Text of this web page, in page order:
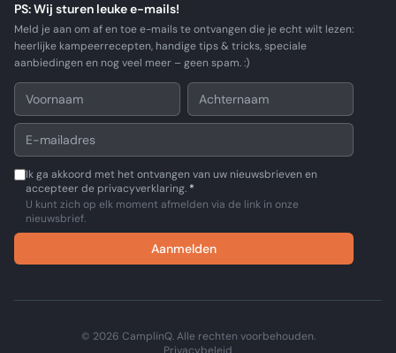
PS: Wij sturen leuke e-mails!
Meld je aan om af en toe e-mails te ontvangen die je echt wilt lezen:
heerlijke kampeerrecepten, handige tips & tricks, speciale
aanbiedingen en nog veel meer – geen spam. :)
Ik ga akkoord met het ontvangen van uw nieuwsbrieven en
accepteer de privacyverklaring. *
U kunt zich op elk moment afmelden via de link in onze
nieuwsbrief.
Aanmelden
© 2026 CamplinQ. Alle rechten voorbehouden.